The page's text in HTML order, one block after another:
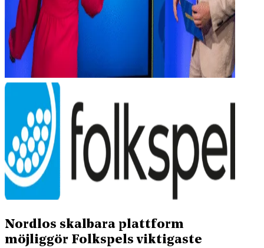
Nordlos skalbara plattform
möjliggör Folkspels viktigaste